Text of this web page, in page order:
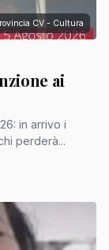
CV - Cultura
ai
in arrivo i
perderà...